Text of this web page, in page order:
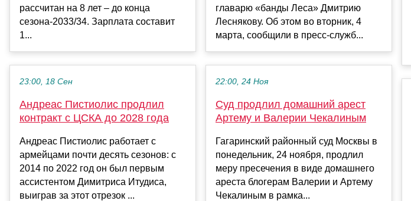
рассчитан на 8 лет – до конца
сезона-2033/34. Зарплата составит
1...
23:00, 18 Сен
Андреас Пистиолис продлил
контракт с ЦСКА до 2028 года
Андреас Пистиолис работает с
армейцами почти десять сезонов: с
2014 по 2022 год он был первым
ассистентом Димитриса Итудиса,
выиграв за этот отрезок ...
главарю «банды Леса» Дмитрию
Леснякову. Об этом во вторник, 4
марта, сообщили в пресс-служб...
22:00, 24 Ноя
Суд продлил домашний арест
Артему и Валерии Чекалиным
Гагаринский районный суд Москвы в
понедельник, 24 ноября, продлил
меру пресечения в виде домашнего
ареста блогерам Валерии и Артему
Чекалиным в рамка...